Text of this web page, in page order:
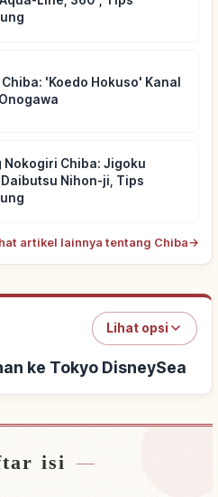
'Koedo Hokuso' Kanal
Nokogiri Chiba: Jigoku
Daibutsu Nihon-ji, Tips
artikel lainnya tentang Chiba→
Lihat opsi
ke Tokyo DisneySea
Tokyo DisneySea
isi